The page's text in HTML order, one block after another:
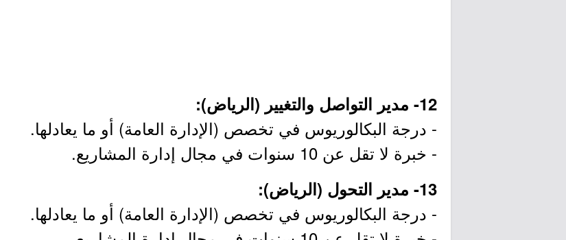
12- مدير التواصل والتغيير (الرياض):
- درجة البكالوريوس في تخصص (الإدارة العامة) أو ما يعادلها.
- خبرة لا تقل عن 10 سنوات في مجال إدارة المشاريع.
13- مدير التحول (الرياض):
- درجة البكالوريوس في تخصص (الإدارة العامة) أو ما يعادلها.